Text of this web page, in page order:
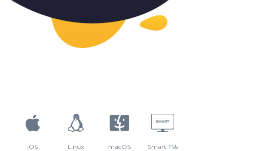
iOS Linux macOS Smart TVs